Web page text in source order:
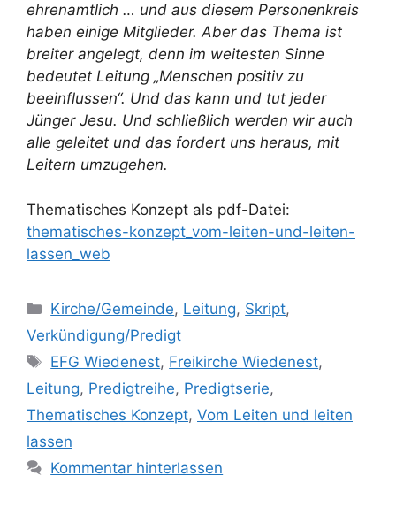
ehrenamtlich … und aus diesem Personenkreis
haben einige Mitglieder. Aber das Thema ist
breiter angelegt, denn im weitesten Sinne
bedeutet Leitung „Menschen positiv zu
beeinflussen“. Und das kann und tut jeder
Jünger Jesu. Und schließlich werden wir auch
alle geleitet und das fordert uns heraus, mit
Leitern umzugehen.
Thematisches Konzept als pdf-Datei:
thematisches-konzept_vom-leiten-und-leiten-
lassen_web
Kategorien
Kirche/Gemeinde, Leitung, Skript,
Verkündigung/Predigt
Schlagwörter
EFG Wiedenest, Freikirche Wiedenest,
Leitung, Predigtreihe, Predigtserie,
Thematisches Konzept, Vom Leiten und leiten
lassen
Kommentar hinterlassen